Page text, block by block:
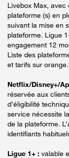
Livebox Max, avec
plateforme (s) en
suivant la mise en
plateforme. Ligue
engagement 12
Liste des
et tarifs sur
Netflix/Disney+/
réservée aux
d’éligibilité
service nécessite
de la plateforme.
identifiants
Ligue 1+ : valable